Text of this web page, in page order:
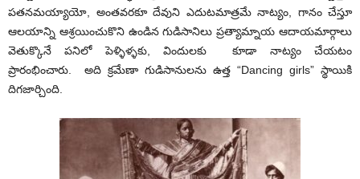
పతనమయ్యాయో, అంతవరకూ దేవుని ఎదుటమాత్రమే నాట్యం, గానం చేస్తూ
ఆలయాన్ని ఆశ్రయించుకొని ఉండిన గుడిసానిలు ప్రత్యామ్నాయ ఆదాయమార్గాలు
వెతుక్కొనే పనిలో పెళ్ళిళ్ళకు, విందులకు కూడా నాట్యం చేయటం
ప్రారంభించారు. అది క్రమేణా గుడిసానులను ఉత్త “Dancing girls” స్థాయికి
దిగజార్చింది.